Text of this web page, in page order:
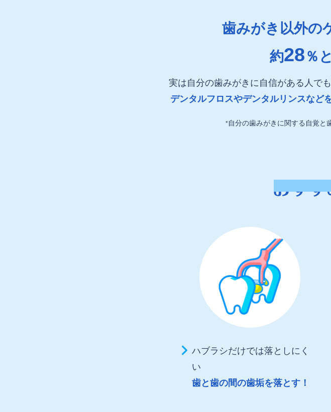
歯みがき以外の
約28％
実は自分の歯みがきに自信がある人で
デンタルフロスやデンタルリンスなど
*自分の歯みがきに関する自覚
ハブラシだけでは落としにく
い
歯と歯の間の歯垢を落とす！